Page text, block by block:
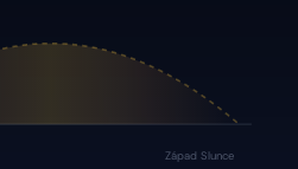
Západ Slunce